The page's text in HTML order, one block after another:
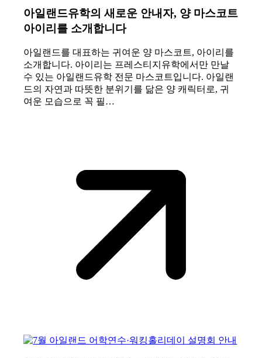
아일랜드유학의 새로운 안내자, 양 마스코트
아이리를 소개합니다
아일랜드를 대표하는 귀여운 양 마스코트, 아이리를
소개합니다. 아이리는 프레스티지유학에서만 만날
수 있는 아일랜드유학 전문 마스코트입니다. 아일랜
드의 자연과 따뜻한 분위기를 닮은 양 캐릭터로, 귀
여운 모습으로 꼭 필…